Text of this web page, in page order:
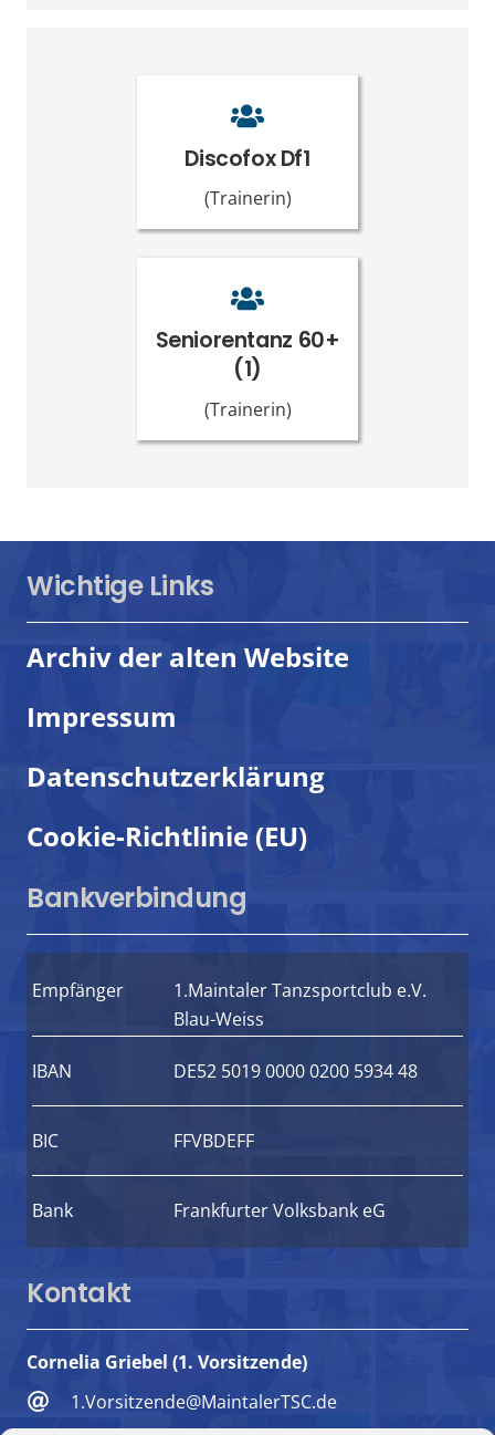
Discofox Df1
(Trainerin)
Seniorentanz 60+
(1)
(Trainerin)
Wichtige Links
Archiv der alten Website
Impressum
Datenschutzerklärung
Cookie-Richtlinie (EU)
Bankverbindung
Empfänger
1.Maintaler Tanzsportclub e.V.
Blau-Weiss
IBAN DE52 5019 0000 0200 5934 48
BIC FFVBDEFF
Bank Frankfurter Volksbank eG
Kontakt
Cornelia Griebel (1. Vorsitzende)
1.Vorsitzende@MaintalerTSC.de